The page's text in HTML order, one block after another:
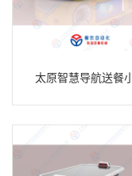
太原智慧导航送餐